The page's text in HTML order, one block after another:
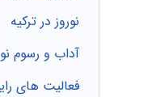
نوروز در ترکیه
آداب و رسوم
فعالیت های